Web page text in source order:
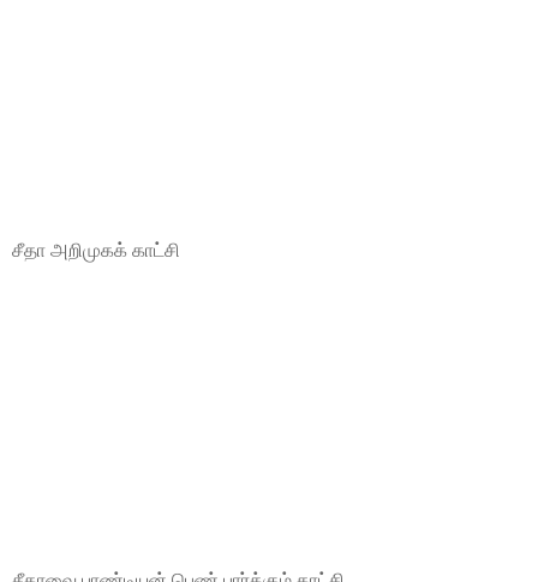
சீதா அறிமுகக் காட்சி